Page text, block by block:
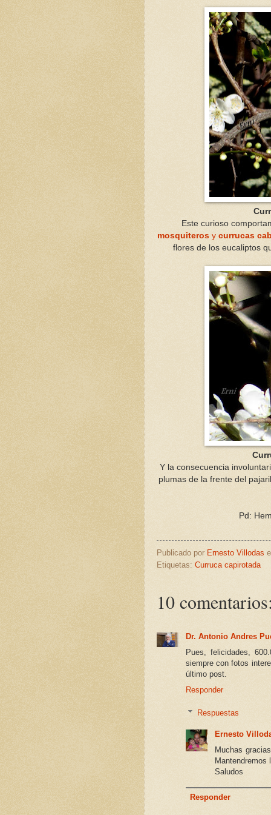
Este curioso
mosquiterosy currucas
flores de los eucaliptos
Y la consecuencia
plumas de la frente del
Pd:
Publicado por Ernesto Villodas
Etiquetas: Curruca capirotada
10
Dr. Antonio Andres
Pues, felicidades,
siempre con fotos
último post.
Responder
Respuestas
Ernesto
Muchas
Saludos
Responder